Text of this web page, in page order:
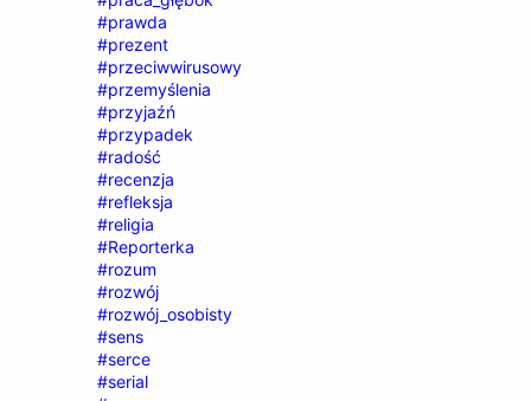
#prawda
#prezent
#przeciwwirusowy
#przemyślenia
#przyjaźń
#przypadek
#radość
#recenzja
#refleksja
#religia
#Reporterka
#rozum
#rozwój
#rozwój_osobisty
#sens
#serce
#serial